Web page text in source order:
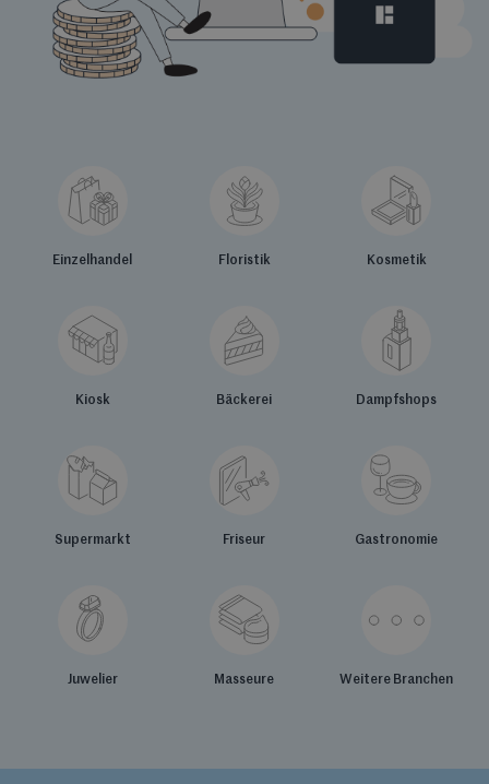
Einzelhandel Floristik Kosmetik
Kiosk Bäckerei Dampfshops
Supermarkt Friseur Gastronomie
Juwelier Masseure Weitere Branchen